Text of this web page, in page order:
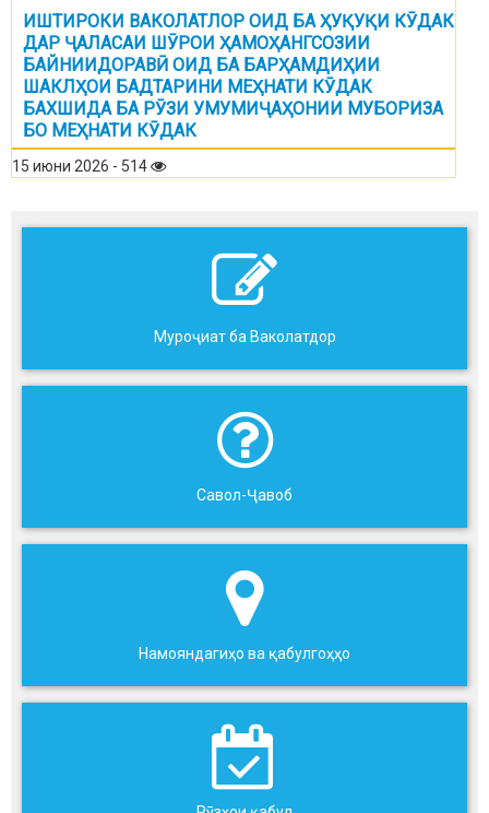
ИШТИРОКИ ВАКОЛАТЛОР ОИД БА ҲУҚУҚИ КӮДАК
ДАР ҶАЛАСАИ ШӮРОИ ҲАМОҲАНГСОЗИИ
БАЙНИИДОРАВӢ ОИД БА БАРҲАМДИҲИИ
ШАКЛҲОИ БАДТАРИНИ МЕҲНАТИ КӮДАК
БАХШИДА БА РӮЗИ УМУМИҶАҲОНИИ МУБОРИЗА
БО МЕҲНАТИ КӮДАК
15 июни 2026 - 514
Муроҷиат ба Ваколатдор
Савол-Ҷавоб
Намояндагиҳо ва қабулгоҳҳо